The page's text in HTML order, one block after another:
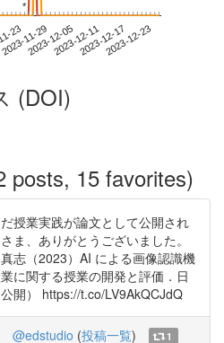
23
2023-11-292023-12-052023-12-112023-12-172023-12-23
**
(DOI)
posts, 15 favorites)
授業実践が論文として公開され
ま、ありがとうございました。
志（2023）AI による画像認識機
に関する授業の開発と評価．日
開） https://t.co/LV9AkQCJdQ
@edstudio (投稿一覧)
1